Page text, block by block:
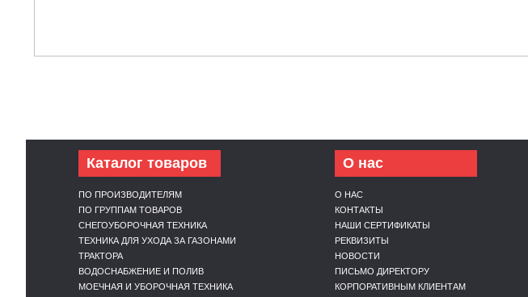
Каталог товаров
ПО ПРОИЗВОДИТЕЛЯМ
ПО ГРУППАМ ТОВАРОВ
СНЕГОУБОРОЧНАЯ ТЕХНИКА
ТЕХНИКА ДЛЯ УХОДА ЗА ГАЗОНАМИ
ТРАКТОРА
ВОДОСНАБЖЕНИЕ И ПОЛИВ
МОЕЧНАЯ И УБОРОЧНАЯ ТЕХНИКА
О нас
О НАС
КОНТАКТЫ
НАШИ СЕРТИФИКАТЫ
РЕКВИЗИТЫ
НОВОСТИ
ПИСЬМО ДИРЕКТОРУ
КОРПОРАТИВНЫМ КЛИЕНТАМ